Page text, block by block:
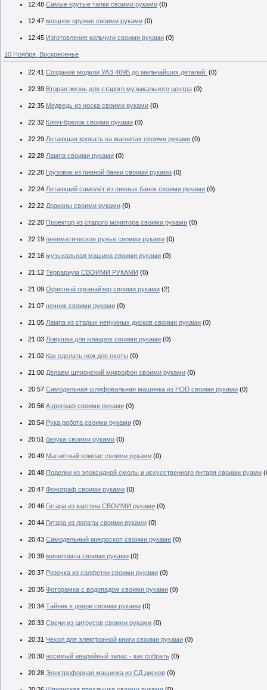
12:48 Самые крутые тапки своими руками (0)
12:47 мощное оружие своими руками (0)
12:45 Изготовление кольчуги своими руками (0)
10 Ноября, Воскресенье
22:41 Создание модели УАЗ 469Б до мельчайших деталей. (0)
22:39 Вторая жизнь для старого музыкального центра (0)
22:35 Медведь из носка своими руками (0)
22:32 Ключ-брелок своими руками (0)
22:29 Летающая кровать на магнитах своими руками (0)
22:28 Лампа своими руками (0)
22:26 Грузовик из пивной банки своими руками (0)
22:24 Летающий самолёт из пивных банок своими руками (0)
22:22 Драконы своими руками (0)
22:20 Проектор из старого монитора своими руками (0)
22:19 пневматическое ружье своими руками (0)
22:16 музыкальная машина своими руками (0)
21:12 Террариум СВОИМИ РУКАМИ (0)
21:09 Офисный органайзер своими руками (2)
21:07 ночник своими руками (0)
21:05 Лампа из старых ненужных дисков своими руками (0)
21:03 Ловушки для комаров своими руками (0)
21:02 Как сделать нож для охоты (0)
21:00 Делаем шпионский микрофон своими руками (0)
20:57 Самодельная шлифовальная машинка из HDD своими руками (0)
20:56 Аэрограф своими руками (0)
20:54 Рука робота своими руками (0)
20:51 базука своими руками (0)
20:49 Магнитный компас своими руками (0)
20:48 Поделки из эпоксидной смолы и искусственного янтаря своими руами
20:47 Фонограф своими руками (0)
20:46 Гитара из картона СВОИМИ руками (0)
20:44 Гитара из лопаты своими руками (0)
20:43 Самодельный микроскоп своими руками (0)
20:39 минипомпа своими руками (0)
20:37 Розочка из салфетки своими руками (0)
20:35 Фоторамка с водопадом своими руками (0)
20:34 Тайник в двери своими руками (0)
20:33 Свечи из цитрусов своими руками (0)
20:31 Чехол для электронной книги своими руками (0)
20:30 носимый аварийный запас - как собрать (0)
20:28 Электрофорная машинка из СД дисков (0)